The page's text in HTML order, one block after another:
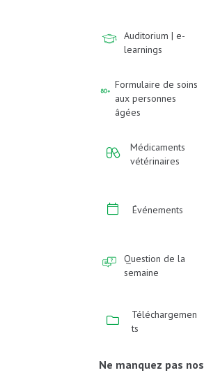
Auditorium | e-
learnings
Formulaire de soins
aux personnes
âgées
Médicaments
vétérinaires
Événements
Question de la
semaine
Téléchargemen
ts
Ne manquez pas nos